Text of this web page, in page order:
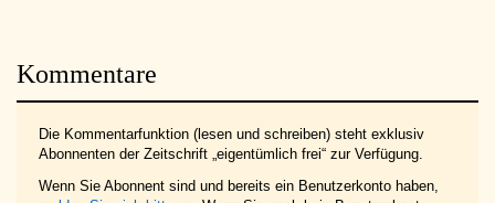
Kommentare
Die Kommentarfunktion (lesen und schreiben) steht exklusiv
Abonnenten der Zeitschrift „eigentümlich frei“ zur Verfügung.
Wenn Sie Abonnent sind und bereits ein Benutzerkonto haben,